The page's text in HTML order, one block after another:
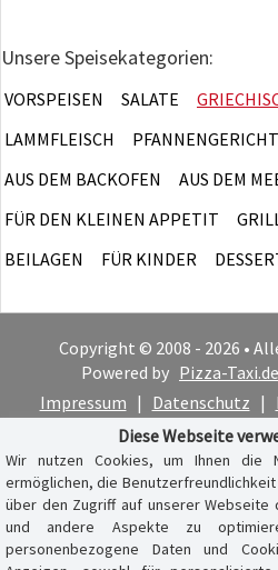
Unsere Speisekategorien:
VORSPEISEN SALATE
LAMMFLEISCH
AUS DEM BACKOFEN
AUS DEM
FÜR DEN KLEINEN APPETIT
BEILAGEN
FÜR KINDER
Copyright © 2008 - 2026 •
Powered by Pizza-Taxi.de
Impressum | Datenschutz |
Cookie-
Diese Webseite
Wir nutzen Cookies, um Ihnen die
ermöglichen, die
über den Zugriff auf unserer Webseite
und andere Aspekte zu
personenbezogene Daten und